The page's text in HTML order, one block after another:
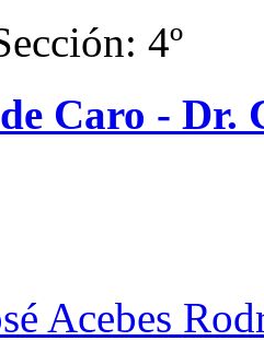
4º
Caro -
Acebes